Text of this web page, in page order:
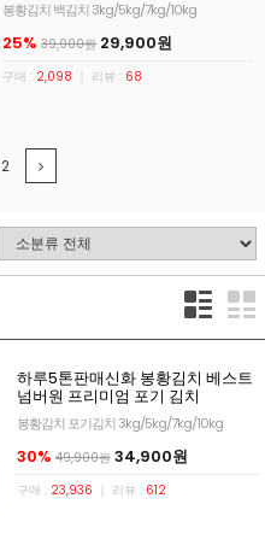
봉황김치 백김치 3kg/5kg/7kg/10kg
25%39,900원 29,900원
구매 : 2,098 ｜ 리뷰 : 68
2
하루5톤판매신화 봉황김치 베스트
넘버원 프리미엄 포기 김치
봉황김치 포기김치 3kg/5kg/7kg/10kg
30%49,900원 34,900원
구매 : 23,936 ｜ 리뷰 : 612